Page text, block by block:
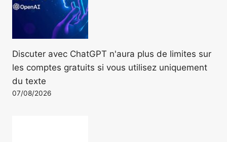
Discuter avec ChatGPT n'aura plus de limites sur
les comptes gratuits si vous utilisez uniquement
du texte
07/08/2026